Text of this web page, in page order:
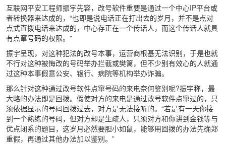
互联网平安工程师振宇先容，改号软件重要是通过一个中心IP平台或
者转换器来达成的，“也即是说电话正在打出去的岁月，并不是点对
点式直拨电话来达成的，中心存正在一个传话人，而这个传话人就具
有点窜号码的权限。”
振宇呈现，对这种犯法的改号本事，运营商根基无法识别，于是也就
不行对这种被悔改的号码举办拦截或樊篱，但不少别有效心的人就通
过这种本事假意公安、银行、病院等机构举办诈骗。
那么针对这种通过改号软件点窜号码的来电奈何鉴别呢?振宇称，最
大略的办法即是回拨。假使对方的来电是通过改号软件点窜过的，只
须依据显示的号码回拨过去，对方是无法接听的。“若是有一天你接
到一个熟练的号码，但对方却是生疏人，只须对方和你讲到金钱等与
优点闭系的题目，这岁月必然要胆小如鼠，能够用回拨的办法先确郑
重假，再通过其他办法加以鉴别。”